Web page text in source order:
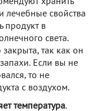
хранить
лечебные свойства
продукт в
света.
так как он
Если вы не
то не
с воздухом.
температура.